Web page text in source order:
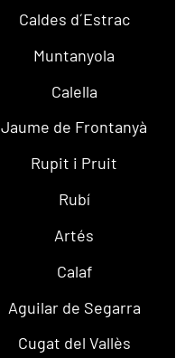
Caldes d´Estrac
Muntanyola
Calella
Jaume de Frontanyà
Rupit i Pruit
Rubí
Artés
Calaf
Aguilar de Segarra
Cugat del Vallès